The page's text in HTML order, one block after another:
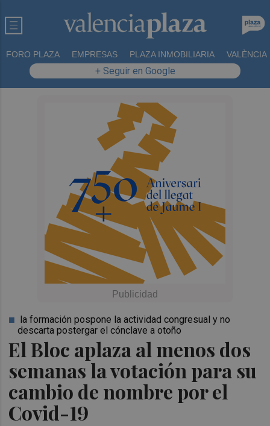
FORO PLAZA EMPRESAS PLAZA INMOBILIARIA VALÈNCIA
+ Seguir en Google
El Bloc aplaza al menos dos
semanas la votación para su
cambio de nombre por el
Covid-19
la formación pospone la actividad congresual y no
descarta postergar el cónclave a otoño